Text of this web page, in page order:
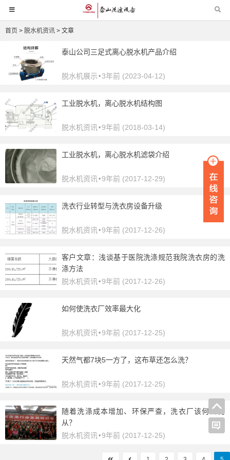
首页 > 脱水机资讯 > 文章
泰山公司三足式离心脱水机产品介绍
脱水机展示 • 3年前 (2023-04-12)
工业脱水机，离心脱水机结构图
脱水机资讯 • 9年前 (2018-03-14)
工业脱水机，离心脱水机滤袋介绍
脱水机资讯 • 9年前 (2017-12-29)
洗衣行业转型与洗衣房设备升级
脱水机资讯 • 9年前 (2017-12-26)
客户文章：浅谈基于医院洗涤规范我院洗衣房的洗
涤方法
脱水机资讯 • 9年前 (2017-12-26)
如何使洗衣厂效率最大化
脱水机资讯 • 9年前 (2017-12-25)
天然气都7块5一方了，这布草还怎么洗？
脱水机资讯 • 9年前 (2017-12-25)
随着洗涤成本增加、环保严查，洗衣厂该何去何
从？
脱水机资讯 • 9年前 (2017-12-25)